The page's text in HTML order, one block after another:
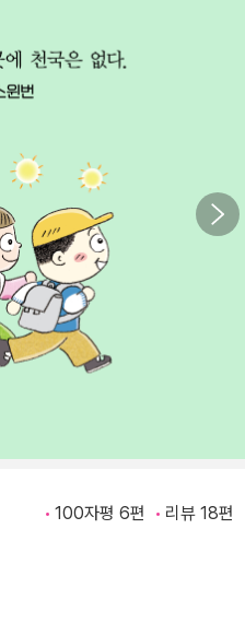
100자평 6편 리뷰 18편